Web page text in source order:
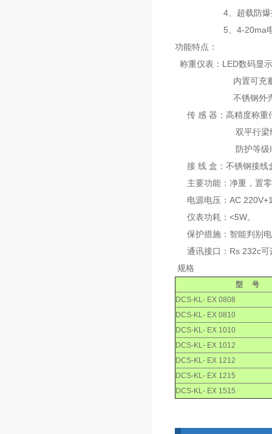
4、超载防爆报
5、4-20ma电
功能特点：
称重仪表：LED数码显
内置可充蓄电池
不锈钢外壳，抗
传 感 器：高精度称重
双平行梁结构
防护等级
接 线 盒：不锈钢接线
主要功能：净重，置零
电源电压：AC
仪表功耗：<5W。
保护措施：智能判别电
通讯接口：Rs 232c可
规格
型 号
DCS-KL- EX 0808
DCS-KL- EX 0810
DCS-KL- EX 1010
DCS-KL- EX 1012
DCS-KL- EX 1212
DCS-KL- EX 1215
DCS-KL- EX 1515